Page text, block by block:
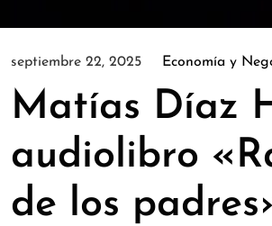
septiembre 22, 2025 Economía y
Matías Díaz
audiolibro
de los